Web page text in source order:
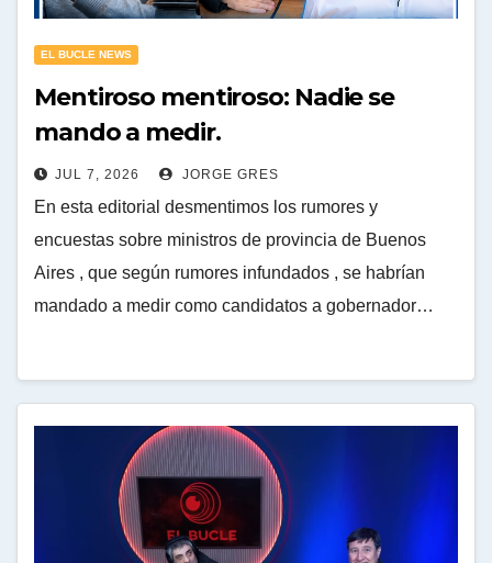
EL BUCLE NEWS
Mentiroso mentiroso: Nadie se
mando a medir.
JUL 7, 2026 JORGE GRES
En esta editorial desmentimos los rumores y
encuestas sobre ministros de provincia de Buenos
Aires , que según rumores infundados , se habrían
mandado a medir como candidatos a gobernador…